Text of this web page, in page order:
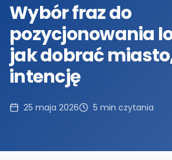
Wybór fraz do
pozycjonowania
jak dobrać
intencję
25 maja 2026 5 min czytania